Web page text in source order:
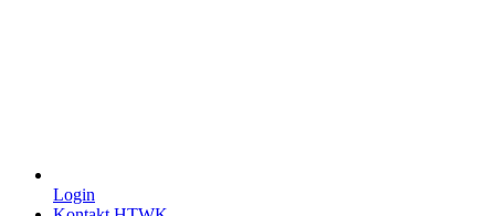
Login